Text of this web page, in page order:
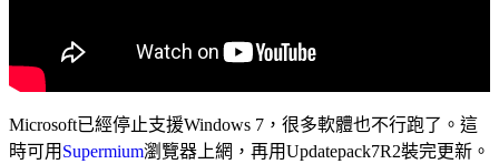
Microsoft已經停止支援Windows 7，很多軟體也不行跑了。這
時可用 Supermium瀏覽器上網，再用Updatepack7R2裝完更新。